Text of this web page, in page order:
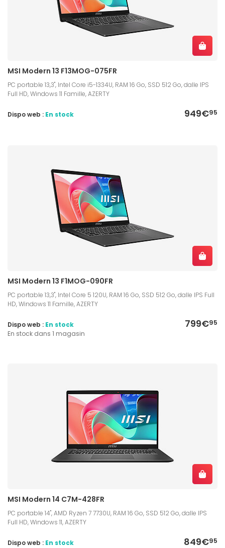
MSI Modern 13 F13MOG-075FR
PC portable 13,3", Intel Core i5-1334U, RAM 16 Go, SSD 512 Go, dalle IPS
Full HD, Windows 11 Famille, AZERTY
949€95
Dispo web : En stock
MSI Modern 13 F1MOG-090FR
PC portable 13,3", Intel Core 5 120U, RAM 16 Go, SSD 512 Go, dalle IPS Full
HD, Windows 11 Famille, AZERTY
799€95
Dispo web : En stock
En stock dans 1 magasin
MSI Modern 14 C7M-428FR
PC portable 14", AMD Ryzen 7 7730U, RAM 16 Go, SSD 512 Go, dalle IPS
Full HD, Windows 11, AZERTY
849€95
Dispo web : En stock